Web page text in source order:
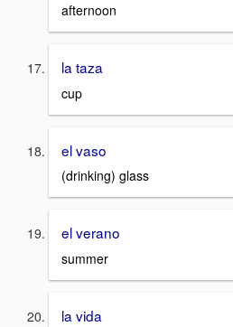
afternoon
la taza
cup
el vaso
(drinking) glass
el verano
summer
la vida